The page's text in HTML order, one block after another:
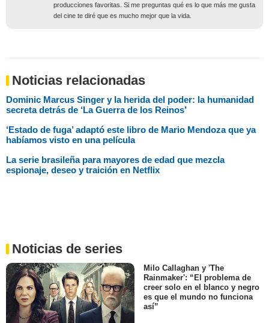
producciones favoritas. Si me preguntas qué es lo que más me gusta
del cine te diré que es mucho mejor que la vida.
Noticias relacionadas
Dominic Marcus Singer y la herida del poder: la humanidad
secreta detrás de ‘La Guerra de los Reinos’
‘Estado de fuga’ adaptó este libro de Mario Mendoza que ya
habíamos visto en una película
La serie brasileña para mayores de edad que mezcla
espionaje, deseo y traición en Netflix
Noticias de series
Milo Callaghan y 'The
Rainmaker': “El problema de
creer solo en el blanco y negro
es que el mundo no funciona
así”